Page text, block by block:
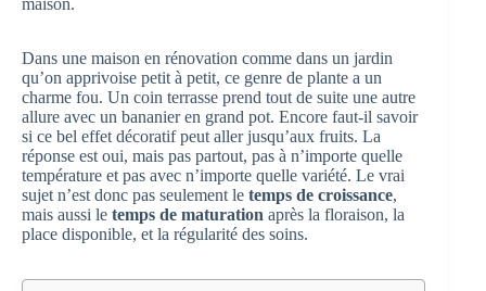
Dans une maison en rénovation comme dans un jardin
qu’on apprivoise petit à petit, ce genre de plante a un
charme fou. Un coin terrasse prend tout de suite une autre
allure avec un bananier en grand pot. Encore faut-il savoir
si ce bel effet décoratif peut aller jusqu’aux fruits. La
réponse est oui, mais pas partout, pas à n’importe quelle
température et pas avec n’importe quelle variété. Le vrai
sujet n’est donc pas seulement le temps de croissance,
mais aussi le temps de maturation après la floraison, la
place disponible, et la régularité des soins.